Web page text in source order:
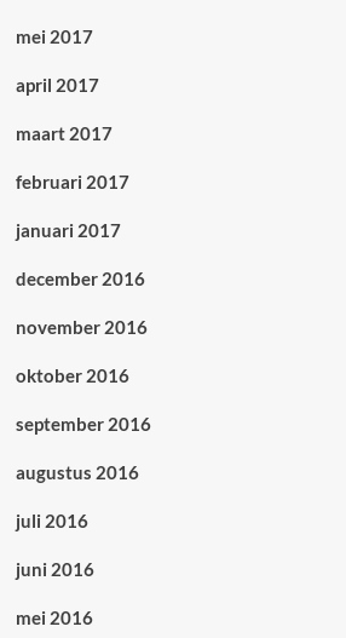
mei 2017
april 2017
maart 2017
februari 2017
januari 2017
december 2016
november 2016
oktober 2016
september 2016
augustus 2016
juli 2016
juni 2016
mei 2016